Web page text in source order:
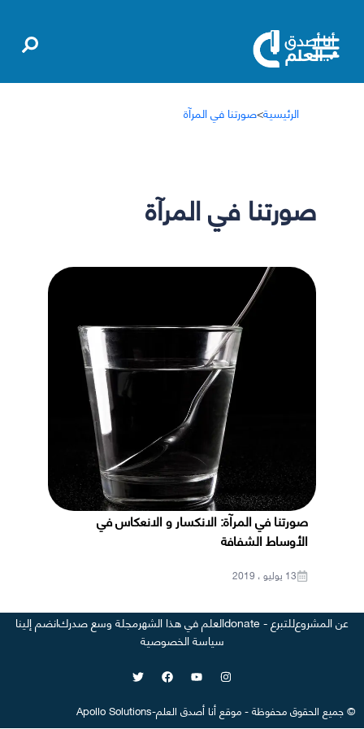
الرئيسية>صورتنا في المرآة
صورتنا في المرآة
صورتنا في المرآة: الانكسار و الانعكاس في
الأوساط الشفافة
13 يوليو ، 2019
عن المشروعللتبرع - donate العلم في هذا الشهرمجلة وسع صدركانضم إلينا
سياسة الخصوصية
©جميع الحقوق محفوظة-موقعأنا أصدق العلم-
Apollo Solutions